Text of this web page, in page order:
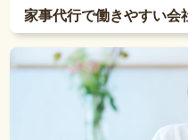
家事代行で働きやすい会